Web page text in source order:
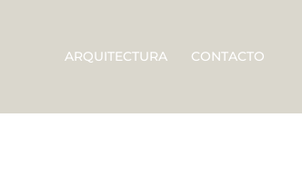
ARQUITECTURA CONTACTO